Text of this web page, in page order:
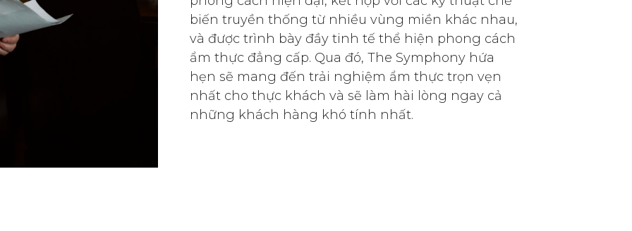
biến truyền thống từ nhiều vùng miền khác nhau,
và được trình bày đầy tinh tế thể hiện phong cách
ẩm thực đẳng cấp. Qua đó, The Symphony hứa
hẹn sẽ mang đến trải nghiệm ẩm thực trọn vẹn
nhất cho thực khách và sẽ làm hài lòng ngay cả
những khách hàng khó tính nhất.